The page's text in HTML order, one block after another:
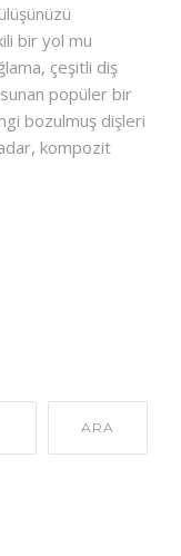
bir yol mu
çeşitli diş
sunan popüler bir
bozulmuş dişleri
kompozit
ARA